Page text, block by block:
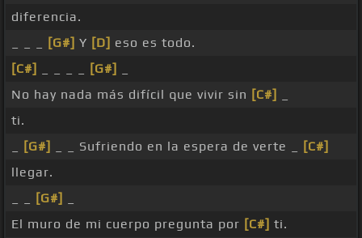
diferencia.
[G#] Y [D] eso es todo.
[C#]
[G#]
No hay nada más difícil que vivir sin [C#]
ti.
[G#] _ _ Sufriendo en la espera de verte _
[C#]
llegar.
[G#]
El muro de mi cuerpo pregunta por [C#] ti.